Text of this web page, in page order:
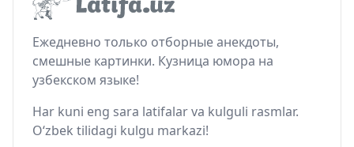
Ежедневно только отборные анекдоты,
смешные картинки. Кузница юмора на
узбекском языке!
Har kuni eng sara latifalar va kulguli rasmlar.
O‘zbek tilidagi kulgu markazi!